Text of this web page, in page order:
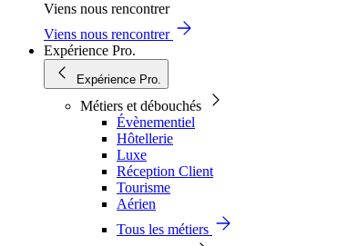
Viens nous rencontrer
Viens nous rencontrer
Expérience Pro.
Expérience Pro.
Métiers et débouchés
Évènementiel
Hôtellerie
Luxe
Réception Client
Tourisme
Aérien
Tous les métiers